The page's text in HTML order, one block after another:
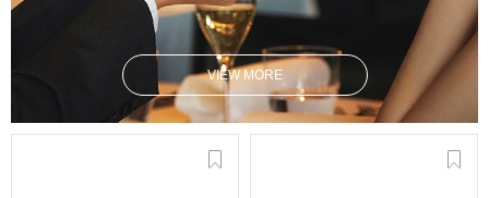
VIEW MORE